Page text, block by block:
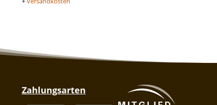
Zahlungsarten